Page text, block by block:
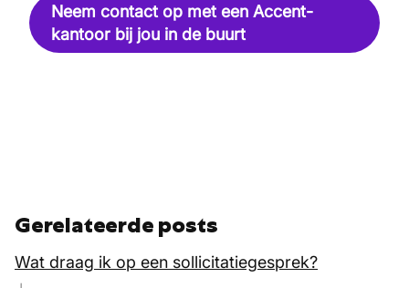
Neem contact op met een Accent-
kantoor bij jou in de buurt
Gerelateerde posts
Wat draag ik op een sollicitatiegesprek?